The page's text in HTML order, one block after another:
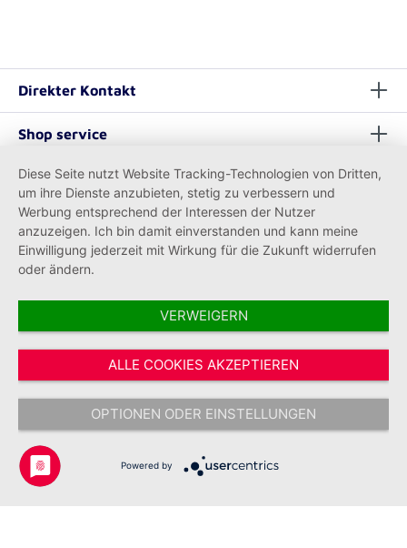
Direkter Kontakt
Shop service
Informationen
Vertrag widerrufen
* Alle Preise inkl. gesetzl. Mehrwertsteuer zzgl.Versandkostenund ggf.
Nachnahmegebühren, wenn nicht anders angegeben.
Copyright © 2026 Johanniter-Unfall-Hilfe e.V. - Alle Rechte
vorbehalten.
Diese Seite nutzt Website Tracking-Technologien von Dritten,
um ihre Dienste anzubieten, stetig zu verbessern und
Werbung entsprechend der Interessen der Nutzer
anzuzeigen. Ich bin damit einverstanden und kann meine
Einwilligung jederzeit mit Wirkung für die Zukunft widerrufen
oder ändern.
VERWEIGERN
ALLE COOKIES AKZEPTIEREN
OPTIONEN ODER EINSTELLUNGEN
Powered by